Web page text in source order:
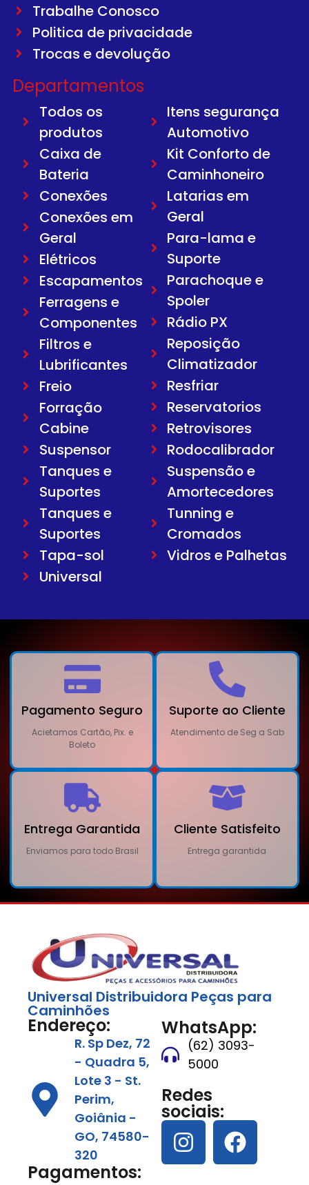
Trabalhe Conosco
Politica de privacidade
Trocas e devolução
Departamentos
Todos os
produtos
Caixa de
Bateria
Conexões
Conexões em
Geral
Elétricos
Escapamentos
Ferragens e
Componentes
Filtros e
Lubrificantes
Freio
Forração
Cabine
Suspensor
Tanques e
Suportes
Tanques e
Suportes
Tapa-sol
Universal
Itens segurança
Automotivo
Kit Conforto de
Caminhoneiro
Latarias em
Geral
Para-lama e
Suporte
Parachoque e
Spoler
Rádio PX
Reposição
Climatizador
Resfriar
Reservatorios
Retrovisores
Rodocalibrador
Suspensão e
Amortecedores
Tunning e
Cromados
Vidros e Palhetas
Pagamento Seguro
Acietamos Cartão, Pix. e
Boleto
Suporte ao Cliente
Atendimento de Seg a Sab
Entrega Garantida
Enviamos para todo Brasil
Cliente Satisfeito
Entrega garantida
Universal Distribuidora Peças para
Caminhões
Endereço:
R. Sp Dez, 72
- Quadra 5,
Lote 3 - St.
Perim,
Goiânia -
GO, 74580-
320
Pagamentos:
WhatsApp:
(62) 3093-
5000
Redes
sociais: